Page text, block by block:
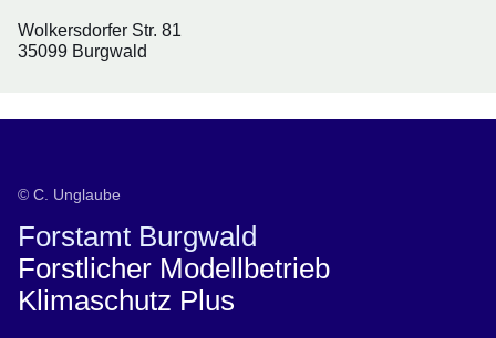
Wolkersdorfer Str. 81
35099 Burgwald
© C. Unglaube
Forstamt Burgwald
Forstlicher Modellbetrieb
Klimaschutz Plus